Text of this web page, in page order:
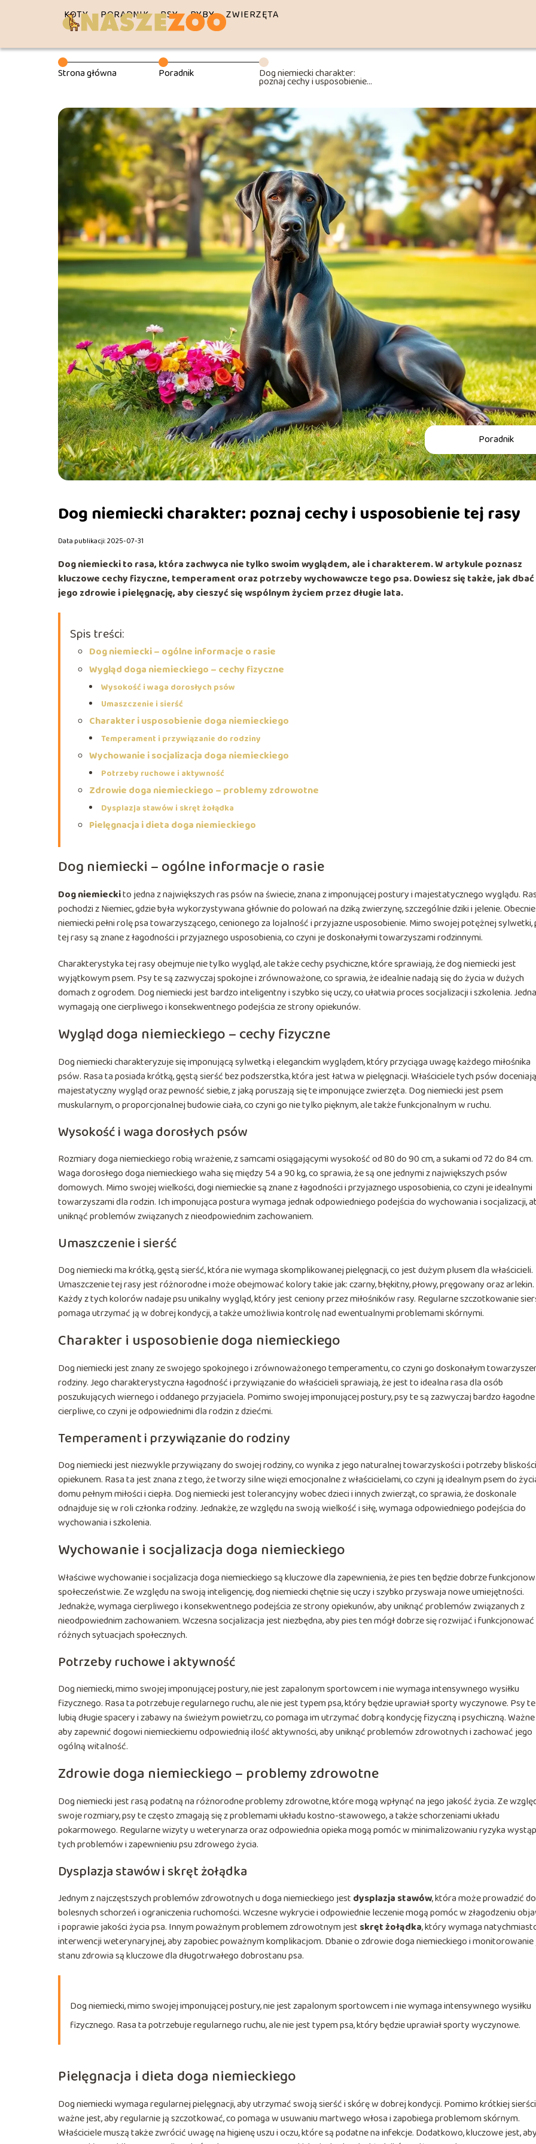
KOTY PORADNIK PSY RYBY ZWIERZĘTA
Strona główna Poradnik Dog niemiecki charakter:
poznaj cechy i usposobienie
tej rasy
Poradnik
Dog niemiecki charakter: poznaj cechy i usposobienie tej rasy
Data publikacji: 2025-07-31
Dog niemiecki to rasa, która zachwyca nie tylko swoim wyglądem, ale i charakterem. W artykule poznasz
kluczowe cechy fizyczne, temperament oraz potrzeby wychowawcze tego psa. Dowiesz się także, jak
jego zdrowie i pielęgnację, aby cieszyć się wspólnym życiem przez długie lata.
Spis treści:
Dog niemiecki – ogólne informacje o rasie
Wygląd doga niemieckiego – cechy fizyczne
Wysokość i waga dorosłych psów
Umaszczenie i sierść
Charakter i usposobienie doga niemieckiego
Temperament i przywiązanie do rodziny
Wychowanie i socjalizacja doga niemieckiego
Potrzeby ruchowe i aktywność
Zdrowie doga niemieckiego – problemy zdrowotne
Dysplazja stawów i skręt żołądka
Pielęgnacja i dieta doga niemieckiego
Dog niemiecki – ogólne informacje o rasie
Dog niemieckito jedna z największych ras psów na świecie, znana z imponującej postury i majestatycznego wyglądu.
pochodzi z Niemiec, gdzie była wykorzystywana głównie do polowań na dziką zwierzynę, szczególnie dziki i jelenie.
niemiecki pełni rolę psa towarzyszącego, cenionego za lojalność i przyjazne usposobienie. Mimo swojej potężnej sylwetki,
tej rasy są znane z łagodności i przyjaznego usposobienia, co czyni je doskonałymi towarzyszami rodzinnymi.
Charakterystyka tej rasy obejmuje nie tylko wygląd, ale także cechy psychiczne, które sprawiają, że dog niemiecki jest
wyjątkowym psem. Psy te są zazwyczaj spokojne i zrównoważone, co sprawia, że idealnie nadają się do życia w dużych
domach z ogrodem. Dog niemiecki jest bardzo inteligentny i szybko się uczy, co ułatwia proces socjalizacji i szkolenia.
wymagają one cierpliwego i konsekwentnego podejścia ze strony opiekunów.
Wygląd doga niemieckiego – cechy fizyczne
Dog niemiecki charakteryzuje się imponującą sylwetką i eleganckim wyglądem, który przyciąga uwagę każdego miłośnika
psów. Rasa ta posiada krótką, gęstą sierść bez podszerstka, która jest łatwa w pielęgnacji. Właściciele tych psów
majestatyczny wygląd oraz pewność siebie, z jaką poruszają się te imponujące zwierzęta. Dog niemiecki jest psem
muskularnym, o proporcjonalnej budowie ciała, co czyni go nie tylko pięknym, ale także funkcjonalnym w ruchu.
Wysokość i waga dorosłych psów
Rozmiary doga niemieckiego robią wrażenie, z samcami osiągającymi wysokość od 80 do 90 cm, a sukami od 72 do 84 cm.
Waga dorosłego doga niemieckiego waha się między 54 a 90 kg, co sprawia, że są one jednymi z największych psów
domowych. Mimo swojej wielkości, dogi niemieckie są znane z łagodności i przyjaznego usposobienia, co czyni je idealnymi
towarzyszami dla rodzin. Ich imponująca postura wymaga jednak odpowiedniego podejścia do wychowania i socjalizacji,
uniknąć problemów związanych z nieodpowiednim zachowaniem.
Umaszczenie i sierść
Dog niemiecki ma krótką, gęstą sierść, która nie wymaga skomplikowanej pielęgnacji, co jest dużym plusem dla właścicieli.
Umaszczenie tej rasy jest różnorodne i może obejmować kolory takie jak: czarny, błękitny, płowy, pręgowany oraz arlekin.
Każdy z tych kolorów nadaje psu unikalny wygląd, który jest ceniony przez miłośników rasy. Regularne szczotkowanie
pomaga utrzymać ją w dobrej kondycji, a także umożliwia kontrolę nad ewentualnymi problemami skórnymi.
Charakter i usposobienie doga niemieckiego
Dog niemiecki jest znany ze swojego spokojnego i zrównoważonego temperamentu, co czyni go doskonałym
rodziny. Jego charakterystyczna łagodność i przywiązanie do właścicieli sprawiają, że jest to idealna rasa dla osób
poszukujących wiernego i oddanego przyjaciela. Pomimo swojej imponującej postury, psy te są zazwyczaj bardzo
cierpliwe, co czyni je odpowiednimi dla rodzin z dziećmi.
Temperament i przywiązanie do rodziny
Dog niemiecki jest niezwykle przywiązany do swojej rodziny, co wynika z jego naturalnej towarzyskości i potrzeby
opiekunem. Rasa ta jest znana z tego, że tworzy silne więzi emocjonalne z właścicielami, co czyni ją idealnym psem do
domu pełnym miłości i ciepła. Dog niemiecki jest tolerancyjny wobec dzieci i innych zwierząt, co sprawia, że doskonale
odnajduje się w roli członka rodziny. Jednakże, ze względu na swoją wielkość i siłę, wymaga odpowiedniego podejścia do
wychowania i szkolenia.
Wychowanie i socjalizacja doga niemieckiego
Właściwe wychowanie i socjalizacja doga niemieckiego są kluczowe dla zapewnienia, że pies ten będzie dobrze
społeczeństwie. Ze względu na swoją inteligencję, dog niemiecki chętnie się uczy i szybko przyswaja nowe umiejętności.
Jednakże, wymaga cierpliwego i konsekwentnego podejścia ze strony opiekunów, aby uniknąć problemów związanych z
nieodpowiednim zachowaniem. Wczesna socjalizacja jest niezbędna, aby pies ten mógł dobrze się rozwijać i
różnych sytuacjach społecznych.
Potrzeby ruchowe i aktywność
Dog niemiecki, mimo swojej imponującej postury, nie jest zapalonym sportowcem i nie wymaga intensywnego wysiłku
fizycznego. Rasa ta potrzebuje regularnego ruchu, ale nie jest typem psa, który będzie uprawiał sporty wyczynowe. Psy te
lubią długie spacery i zabawy na świeżym powietrzu, co pomaga im utrzymać dobrą kondycję fizyczną i psychiczną.
aby zapewnić dogowi niemieckiemu odpowiednią ilość aktywności, aby uniknąć problemów zdrowotnych i zachować jego
ogólną witalność.
Zdrowie doga niemieckiego – problemy zdrowotne
Dog niemiecki jest rasą podatną na różnorodne problemy zdrowotne, które mogą wpłynąć na jego jakość życia. Ze
swoje rozmiary, psy te często zmagają się z problemami układu kostno-stawowego, a także schorzeniami układu
pokarmowego. Regularne wizyty u weterynarza oraz odpowiednia opieka mogą pomóc w minimalizowaniu ryzyka
tych problemów i zapewnieniu psu zdrowego życia.
Dysplazja stawów i skręt żołądka
Jednym z najczęstszych problemów zdrowotnych u doga niemieckiego jest dysplazja stawów, która może prowadzić do
bolesnych schorzeń i ograniczenia ruchomości. Wczesne wykrycie i odpowiednie leczenie mogą pomóc w złagodzeniu
i poprawie jakości życia psa. Innym poważnym problemem zdrowotnym jest skręt żołądka, który wymaga
interwencji weterynaryjnej, aby zapobiec poważnym komplikacjom. Dbanie o zdrowie doga niemieckiego i
stanu zdrowia są kluczowe dla długotrwałego dobrostanu psa.
Dog niemiecki, mimo swojej imponującej postury, nie jest zapalonym sportowcem i nie wymaga intensywnego wysiłku
fizycznego. Rasa ta potrzebuje regularnego ruchu, ale nie jest typem psa, który będzie uprawiał sporty wyczynowe.
Pielęgnacja i dieta doga niemieckiego
Dog niemiecki wymaga regularnej pielęgnacji, aby utrzymać swoją sierść i skórę w dobrej kondycji. Pomimo krótkiej
ważne jest, aby regularnie ją szczotkować, co pomaga w usuwaniu martwego włosa i zapobiega problemom skórnym.
Właściciele muszą także zwrócić uwagę na higienę uszu i oczu, które są podatne na infekcje. Dodatkowo, kluczowe jest,